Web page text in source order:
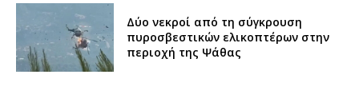
Δύο νεκροί από τη σύγκρουση
πυροσβεστικών ελικοπτέρων στην
περιοχή της Ψάθας